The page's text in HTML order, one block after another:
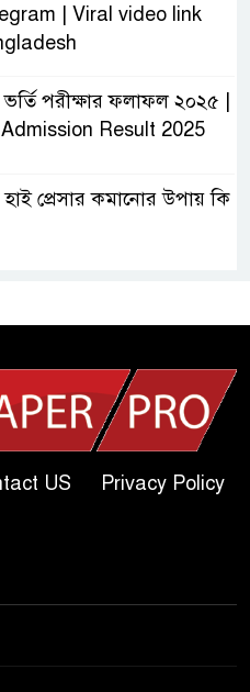
| Viral video link
পরীক্ষার ফলাফল ২০২৫ |
Result 2025
প্রেসার কমানোর উপায় কি
Dakhil Exam
সি ইউনিট ভর্তি পরীক্ষার প্রশ্ন
| KU C Unit Admission
US
Privacy Policy